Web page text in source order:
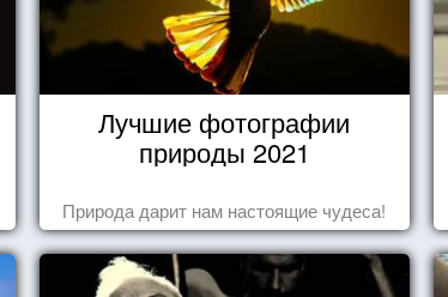
Лучшие фотографии
природы 2021
Природа дарит нам настоящие чудеса!